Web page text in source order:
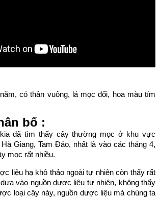
có thân vuông, lá mọc đối, hoa màu tím
bố :
đã tìm thấy cây thường mọc ở khu vực
Giang, Tam Đảo, nhất là vào các tháng 4,
mọc rất nhiều.
liệu hạ khô thảo ngoài tự nhiên còn thấy rất
vào nguồn dược liệu tự nhiên, không thấy
loại cây này, nguồn dược liệu mà chúng ta